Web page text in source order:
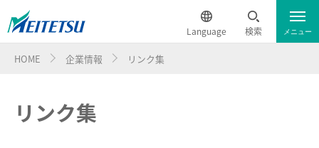
Language 検索
会社概要
事業内容
メニュー
HOME 企業情報 リンク集
リンク集